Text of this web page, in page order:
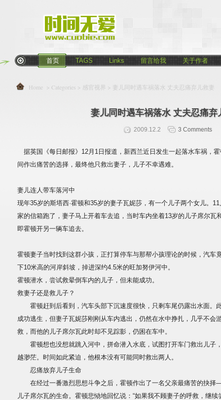
首页 TAGS Links 留言给我 关于作者
Home > Categories > 感官视界 > 妻儿同时遇车祸落水 丈夫忍痛弃儿救妻
妻儿同时遇车祸落水 丈夫忍痛弃
2009.12.2 3 Comments
据英国《每日邮报》12月1日报道，新西兰近日发生一起落水车祸，
间作出痛苦的选择，最终他只救出妻子，儿子不幸遇难。
妻儿连人带车落河中
现年35岁的斯塔西·霍顿和35岁的妻子瓦妮莎，有一个儿子两个女儿。
家的信箱跑了，妻子马上开着车去追，当时车内坐着13岁的儿子席尔瓦
即霍顿开另一辆车追去。
霍顿妻子当时找到这群小孩，正打算停车与那帮小孩理论的时候，汽车
下10米高的河岸斜坡，掉进深约4.5米的旺加努伊河中。
霍顿潜水，尝试救晕倒车内的儿子，但未能成功。
救妻子还是救儿子？
霍顿赶到后看到，汽车头部下沉速度很快，只剩车尾仍露出水面。
成功逃生，但妻子瓦妮莎刚刚从车内逃出，仍然在水中挣扎，几乎不会
救，而他的儿子席尔瓦此时却不见踪影，仍困在车中。
霍顿想也没想就跳入河中，拼命潜入水底，试图打开车门救出儿子
越渺茫。时间如此紧迫，他根本没有可能同时救出两人。
忍痛放弃儿子生命
在经过一番激烈思想斗争之后，霍顿作出了一名父亲最痛苦的抉择
儿子席尔瓦的生命。霍顿悲恸地回忆说：“如果我不顾妻子的呼救，继